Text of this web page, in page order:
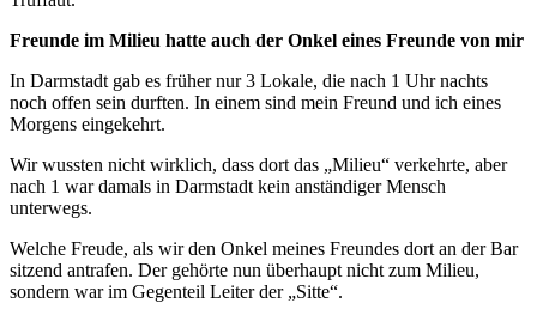
Freunde im Milieu hatte auch der Onkel eines Freunde von mir
In Darmstadt gab es früher nur 3 Lokale, die nach 1 Uhr nachts
noch offen sein durften. In einem sind mein Freund und ich eines
Morgens eingekehrt.
Wir wussten nicht wirklich, dass dort das „Milieu“ verkehrte, aber
nach 1 war damals in Darmstadt kein anständiger Mensch
unterwegs.
Welche Freude, als wir den Onkel meines Freundes dort an der Bar
sitzend antrafen. Der gehörte nun überhaupt nicht zum Milieu,
sondern war im Gegenteil Leiter der „Sitte“.